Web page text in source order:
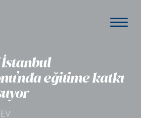
İstanbul
eğitime katkı